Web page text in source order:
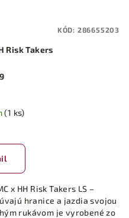
Risk Takers
(1 ks)
x HH Risk Takers LS –
hranice a jazdia svojou
rukávom je vyrobené zo
KÓD: 286655203